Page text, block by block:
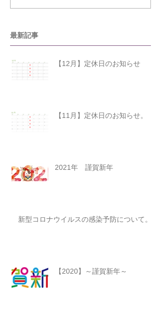
最新記事
【12月】定休日のお知らせ
【11月】定休日のお知らせ。
2021年 謹賀新年
新型コロナウイルスの感染予防について。
【2020】～謹賀新年～